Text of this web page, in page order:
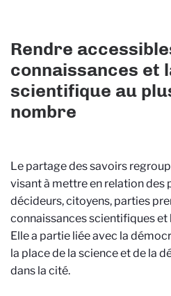
Rendre
connaissances et
scientifique au
nombre
Le partage des savoirs
visant à mettre en relation des
décideurs, citoyens, parties
connaissances scientifiques
Elle a partie liée avec la
la place de la science et de la
dans la cité.